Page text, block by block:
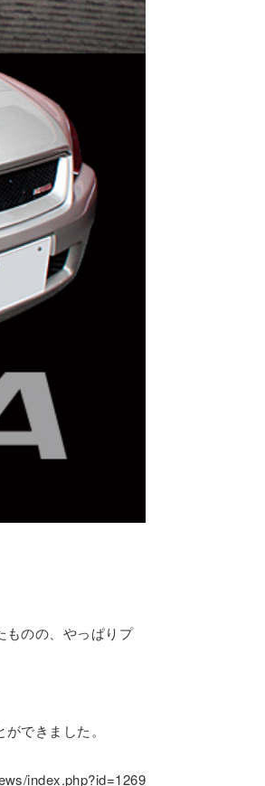
ものの、やっぱりプ
できました。
index.php?id=1269